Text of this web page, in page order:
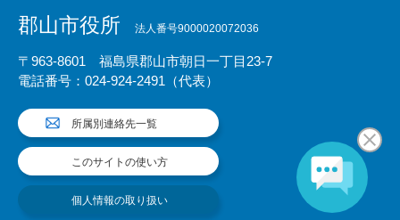
郡山市役所 法人番号9000020072036
〒963-8601 福島県郡山市朝日一丁目23-7
電話番号：024-924-2491（代表）
所属別連絡先一覧
このサイトの使い方
個人情報の取り扱い